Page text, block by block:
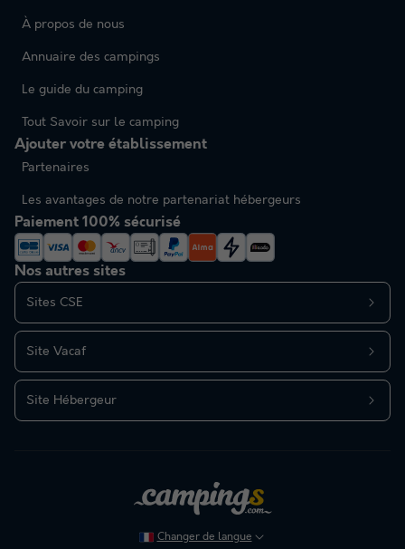
Nos autres sites
Sites CSE
Site Vacaf
Site Hébergeur
À propos de nous
Annuaire des campings
Le guide du camping
Tout Savoir sur le camping
Ajouter votre établissement
Partenaires
Les avantages de notre partenariat hébergeurs
Paiement 100% sécurisé
Changer de langue